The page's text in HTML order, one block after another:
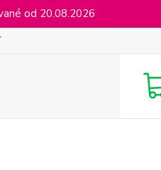
od 20.08.2026